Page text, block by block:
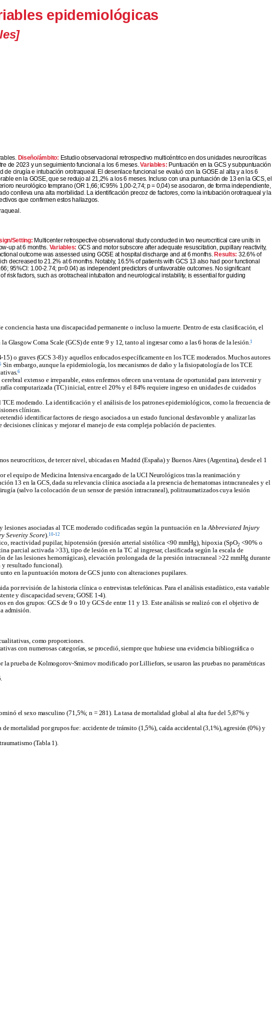
epidemiológicas
Diseño/ámbito: Estudio observacional retrospectivo multicéntrico en dos unidades neurocríticas
de 2023 y un seguimiento funcional a los 6 meses.Variables: Puntuación en la GCS y subpuntuación
cirugía e intubación orotraqueal. El desenlace funcional se evaluó con la GOSE al alta y a los 6
en la GOSE, que se redujo al 21,2% a los 6 meses. Incluso con una puntuación de 13 en la GCS, el
neurológico temprano (OR 1,66; IC95% 1,00-2,74; p = 0,04) se asociaron, de forma independiente,
conlleva una alta morbilidad. La identificación precoz de factores, como la intubación orotraqueal y la
que confirmen estos hallazgos.
Setting: Multicenter retrospective observational study conducted in two neurocritical care units in
up at 6 months. Variables: GCS and motor subscore after adequate resuscitation, pupillary reactivity,
outcome was assessed using GOSE at hospital discharge and at 6 months.Results: 32.6% of
decreased to 21.2% at 6 months. Notably, 16.5% of patients with GCS 13 also had poor functional
95%CI: 1.00-2.74; p=0.04) as independent predictors of unfavorable outcomes. No significant
risk factors, such as orotracheal intubation and neurological instability, is essential for guiding
hasta una discapacidad permanente o incluso la muerte. Dentro de esta clasificación, el
Coma Scale (GCS) de entre 9 y 12, tanto al ingresar como a las 6 horas de la lesión.1
o graves (GCS 3-8) y aquellos enfocados específicamente en los TCE moderados. Muchos autores
Sin embargo, aunque la epidemiología, los mecanismos de daño y la fisiopatología de los TCE
6
extenso e irreparable, estos enfermos ofrecen una ventana de oportunidad para intervenir y
computarizada (TC) inicial, entre el 20% y el 84% requiere ingreso en unidades de cuidados
moderado. La identificación y el análisis de los patrones epidemiológicos, como la frecuencia de
clínicas.
identificar factores de riesgo asociados a un estado funcional desfavorable y analizar las
clínicas y mejorar el manejo de esta compleja población de pacientes.
neurocríticos, de tercer nivel, ubicadas en Madrid (España) y Buenos Aires (Argentina), desde el 1
el equipo de Medicina Intensiva encargado de la UCI Neurológicos tras la reanimación y
13 en la GCS, dada su relevancia clínica asociada a la presencia de hematomas intracraneales y el
(salvo la colocación de un sensor de presión intracraneal), politraumatizados cuya lesión
asociadas al TCE moderado codificadas según la puntuación en laAbbreviated Injury
Severity Score).10-12
reactividad pupilar, hipotensión (presión arterial sistólica <90 mmHg), hipoxia (SpO2 <90% o
parcial activada >33), tipo de lesión en la TC al ingresar, clasificada según la escala de
las lesiones hemorrágicas), elevación prolongada de la presión intracraneal >22 mmHg durante
y resultado funcional).
en la puntuación motora de GCS junto con alteraciones pupilares.
por revisión de la historia clínica o entrevistas telefónicas. Para el análisis estadístico, esta variable
y discapacidad severa; GOSE 1-4).
en dos grupos: GCS de 9 o 10 y GCS de entre 11 y 13. Este análisis se realizó con el objetivo de
admisión.
como proporciones.
con numerosas categorías, se procedió, siempre que hubiese una evidencia bibliográfica o
prueba de Kolmogorov-Smirnov modificado por Lilliefors, se usaron las pruebas no paramétricas
el sexo masculino (71,5%; n = 281). La tasa de mortalidad global al alta fue del 5,87% y
mortalidad por grupos fue: accidente de tránsito (1,5%), caída accidental (3,1%), agresión (0%) y
(Tabla 1).